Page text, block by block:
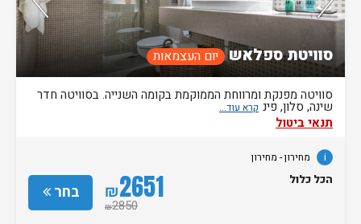
סוויטת ספלאש יום העצמאות
סוויטה מפנקת ומרווחת הממוקמת בקומה השנייה. בסוויטה חדר
שינה, סלון, פינ
תנאי ביטול
i מחירון- מחירון
בחר ₪2651
₪2850
הכל כלול